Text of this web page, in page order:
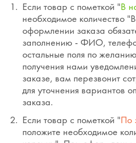
Если товар с пометкой "В
необходимое количество
оформлении заказа
заполнению - ФИО,
остальные поля по
получения нами
заказе, вам перезвонит
для уточнения вариантов
заказа.
Если товар с пометкой "По
положите необходимое